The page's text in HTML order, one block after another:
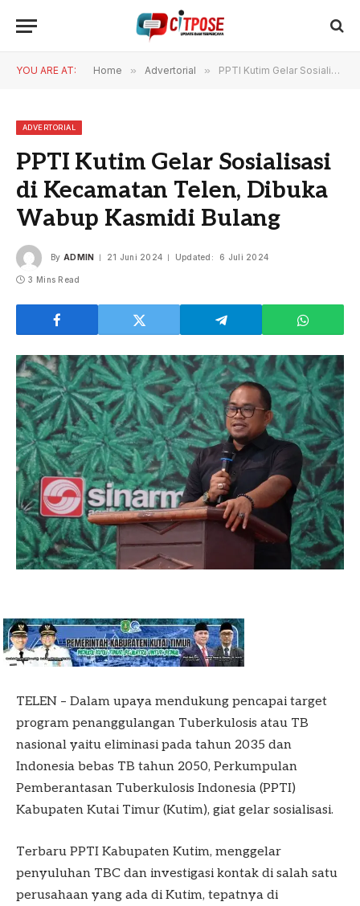
YOU ARE AT: Home » Advertorial » PPTI Kutim Gelar Sosialisasi di Kecamatan Telen, Dibuka Wabup Kasmidi Bulang
ADVERTORIAL
PPTI Kutim Gelar Sosialisasi
di Kecamatan Telen, Dibuka
Wabup Kasmidi Bulang
By ADMIN 21 Juni 2024 Updated: 6 Juli 2024
3 Mins Read
TELEN – Dalam upaya mendukung pencapai target
program penanggulangan Tuberkulosis atau TB
nasional yaitu eliminasi pada tahun 2035 dan
Indonesia bebas TB tahun 2050, Perkumpulan
Pemberantasan Tuberkulosis Indonesia (PPTI)
Kabupaten Kutai Timur (Kutim), giat gelar sosialisasi.
Terbaru PPTI Kabupaten Kutim, menggelar
penyuluhan TBC dan investigasi kontak di salah satu
perusahaan yang ada di Kutim, tepatnya di